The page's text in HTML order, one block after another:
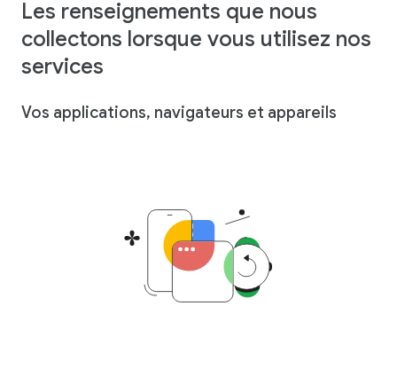
Les renseignements que nous
collectons lorsque vous utilisez nos
services
Vos applications, navigateurs et appareils